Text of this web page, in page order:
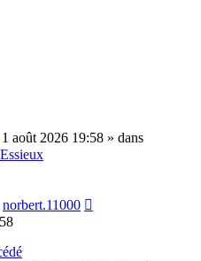
1 août 2026 19:58 » dans
norbert.11000